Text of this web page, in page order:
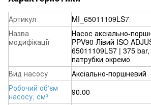
Артикул
MI_65011109LS7
Назва
модифікації
Насос аксіально-
PPV90 Лівий ISO
65011109LS7 | 375
патрубки окремо
Вид насосу
Аксіально-поршневий
Робочий об'єм
насосу, см³
90.00